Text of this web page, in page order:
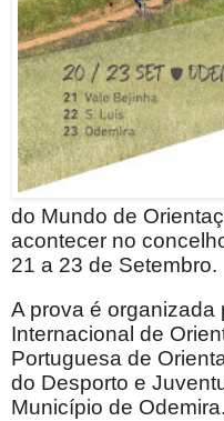
do Mundo de
acontecer no
21 a 23 de Setembro.
A prova é organizada
Internacional de
Portuguesa de
do Desporto e
Município de Odemira.